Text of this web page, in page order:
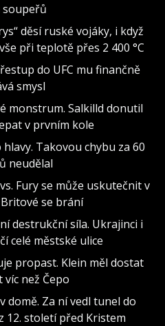
soupeřů
děsí ruské vojáky, i když
při teplotě přes 2 400 °C
do UFC mu finančně
smysl
monstrum. Salkilld donutil
v prvním kole
Takovou chybu za 60
neudělal
Fury se může uskutečnit v
se brání
destrukční síla. Ukrajinci i
celé městské ulice
propast. Klein měl dostat
než Čepo
domě. Za ní vedl tunel do
12. století před Kristem